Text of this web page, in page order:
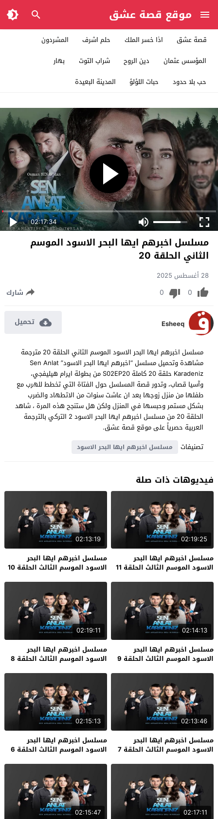
موقع قصة عشق
قصة عشق اذا خسر الملك حلم اشرف
المشردون
المؤسس عثمان
دين الروح شراب التوت
بهار
حب بلا حدود
حبات اللؤلؤ المدينة البعيدة
02:17:34
مسلسل اخبرهم ايها البحر الاسود الموسم
الثاني الحلقة 20
28 أغسطس 2025
0
0 شارك
Esheeq تحميل
مسلسل اخبرهم ايها البحر الاسود الموسم الثاني الحلقة 20 مترجمة
مشاهدة وتحميل مسلسل “اخبرهم ايها البحر الاسود” Sen Anlat
Karadeniz حلقة 20 كاملة S02EP20 من بطولة ايرام هيليفجي،
وآسيا قصاب، وتدور قصة المسلسل حول الفتاة التي تخطط للهرب مع
طفلها من منزل زوجها بعد ان عاشت سنوات من الاتطهاد والضرب
بشكل مستمر وحبسها في المنزل ولكن هل ستنجح هذه المرة ، شاهد
الحلقة 20 من مسلسل اخبرهم ايها البحر الاسود 2 التركي بالترجمة
العربية حصرياً على موقع قصة عشق.
تصنيفات
مسلسل اخبرهم ايها البحر الاسود
فيديوهات ذات صلة
02:19:25
مسلسل اخبرهم ايها البحر
الاسود الموسم الثالث الحلقة 11
02:13:19
مسلسل اخبرهم ايها البحر
الاسود الموسم الثالث الحلقة 10
02:14:13
مسلسل اخبرهم ايها البحر
الاسود الموسم الثالث الحلقة 9
02:19:11
مسلسل اخبرهم ايها البحر
الاسود الموسم الثالث الحلقة 8
02:13:46
مسلسل اخبرهم ايها البحر
الاسود الموسم الثالث الحلقة 7
02:15:13
مسلسل اخبرهم ايها البحر
الاسود الموسم الثالث الحلقة 6
02:17:11
02:15:47